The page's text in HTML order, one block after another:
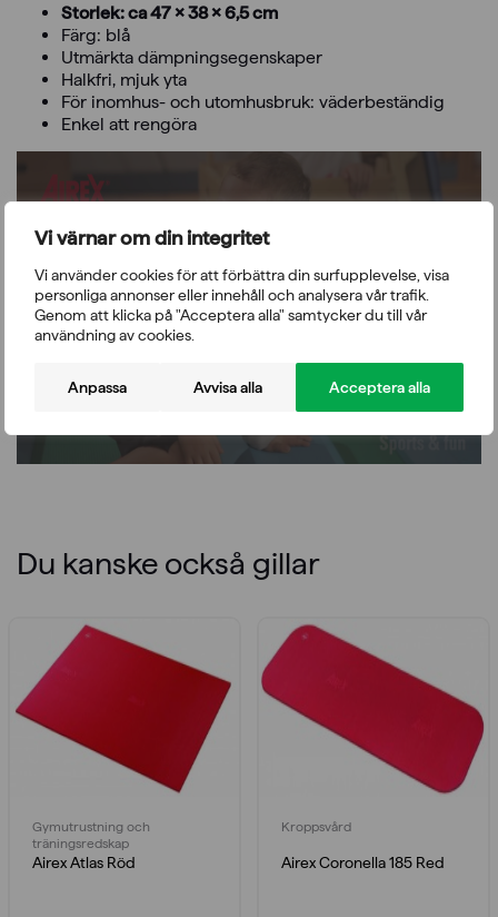
Vi värnar om din integritet
Vi använder cookies för att förbättra din surfupplevelse, visa
personliga annonser eller innehåll och analysera vår trafik.
Genom att klicka på "Acceptera alla" samtycker du till vår
användning av cookies.
Anpassa Avvisa alla Acceptera alla
Storlek: ca 47 x 38 x 6,5 cm
Färg: blå
Utmärkta dämpningsegenskaper
Halkfri, mjuk yta
För inomhus- och utomhusbruk: väderbeständig
Enkel att rengöra
Vänligen acceptera funktionella, analys, annonsering
cookies för att komma åt detta innehåll
Du kanske också gillar
Gymutrustning och
träningsredskap
Airex Atlas Röd
Kroppsvård
Airex Coronella 185 Red